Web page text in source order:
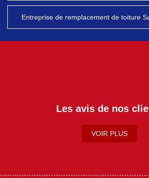
Entreprise de remplacement de toiture
Les avis de nos
VOIR PLUS